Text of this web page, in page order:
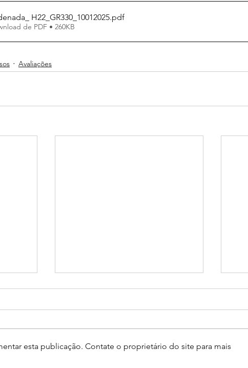
H22_GR330_10012025.pdf
de PDF • 260KB
Avaliações
esta publicação. Contate o proprietário do site para mais